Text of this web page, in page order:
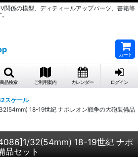
関係の模型、ディティールアップパーツ、書籍等
カート
商品検索 ご利用案内 カレンダー ログイン
スケール
18-19世紀 ナポレオン戦争の大砲装備品
32(54mm) 18-19世紀 ナポ
品セット